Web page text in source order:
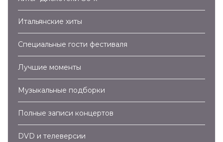
Итальянские хиты
Специальные гости фестиваля
Лучшие моменты
Музыкальные подборки
Полные записи концертов
DVD и телеверсии